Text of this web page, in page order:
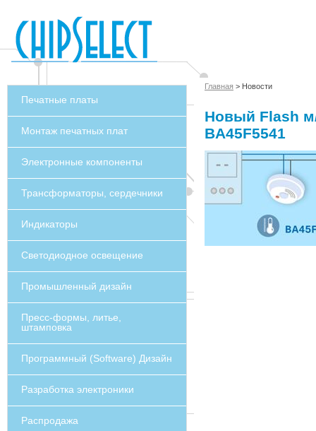
Печатные платы
Монтаж печатных плат
Электронные компоненты
Трансформаторы, сердечники
Индикаторы
Светодиодное освещение
Промышленный дизайн
Пресс-формы, литье,
штамповка
Программный (Software) Дизайн
Разработка электроники
Распродажа
Главная > Новости
Новый Flash
BA45F5541